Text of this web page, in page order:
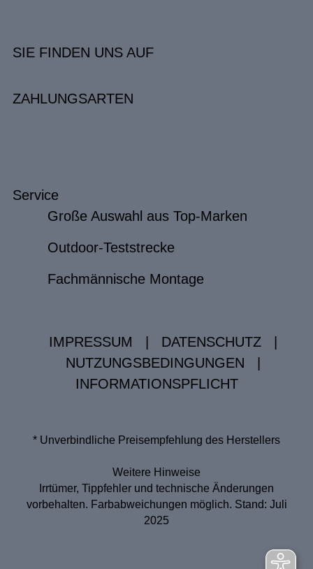
SIE FINDEN UNS AUF
ZAHLUNGSARTEN
Service
Große Auswahl aus Top-Marken
Outdoor-Teststrecke
Fachmännische Montage
IMPRESSUM DATENSCHUTZ
NUTZUNGSBEDINGUNGEN
INFORMATIONSPFLICHT
* Unverbindliche Preisempfehlung des Herstellers
Weitere Hinweise
Irrtümer, Tippfehler und technische Änderungen
vorbehalten. Farbabweichungen möglich. Stand: Juli
2025